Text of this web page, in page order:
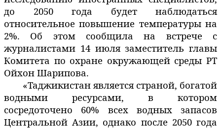
до 2050 года будет наблюдаться
относительное повышение температуры на
2%. Об этом сообщила на встрече с
журналистами 14 июля заместитель главы
Комитета по охране окружающей среды РТ
Ойхон Шарипова.
«Таджикистан является страной, богатой
водными ресурсами, в котором
сосредоточено 60% всех водных запасов
Центральной Азии, однако после 2050 года